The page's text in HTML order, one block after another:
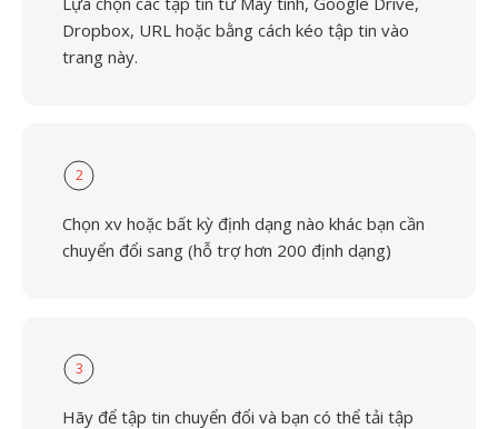
Dropbox, URL hoặc bằng cách kéo tập tin vào
trang này.
2
Chọn xv hoặc bất kỳ định dạng nào khác bạn cần
chuyển đổi sang (hỗ trợ hơn 200 định dạng)
3
Hãy để tập tin chuyển đổi và bạn có thể tải tập